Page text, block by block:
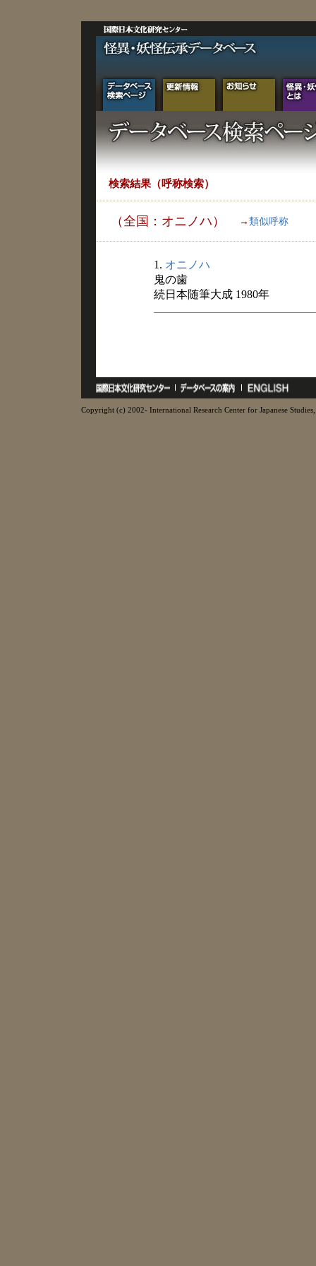
検索結果（呼称検索）
（全国：オニノハ） → 類似呼称
1. オニノハ
鬼の歯
続日本随筆大成 1980年
Copyright (c) 2002- International Research Center for Japanese